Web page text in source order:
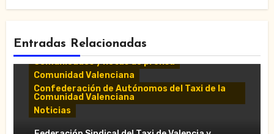
Entradas Relacionadas
Comunicados y notas de prensa
Comunidad Valenciana
Confederación de Autónomos del Taxi de la
Comunidad Valenciana
Noticias